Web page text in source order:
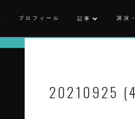
プロフィール 記事 講演
20210925